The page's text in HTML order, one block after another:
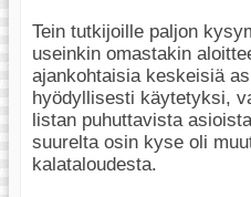
Tein tutkijoille paljon
useinkin omastakin
ajankohtaisia keskeisiä
hyödyllisesti käytetyksi,
listan puhuttavista
suurelta osin kyse oli
kalataloudesta.